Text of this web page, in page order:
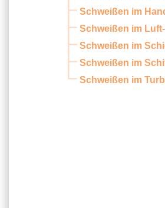
Schweißen im
Schweißen im
Schweißen im
Schweißen im
Schweißen im